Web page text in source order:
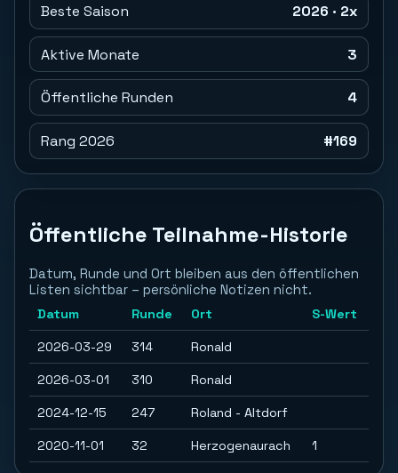
Beste Saison 2026 · 2x
Aktive Monate 3
Öffentliche Runden 4
Rang 2026 #169
Öffentliche Teilnahme-Historie
Datum, Runde und Ort bleiben aus den öffentlichen
Listen sichtbar – persönliche Notizen nicht.
Datum
Runde Ort S-Wert
2026-03-29 314 Ronald
2026-03-01 310 Ronald
2024-12-15 247 Roland - Altdorf
2020-11-01 32 Herzogenaurach 1